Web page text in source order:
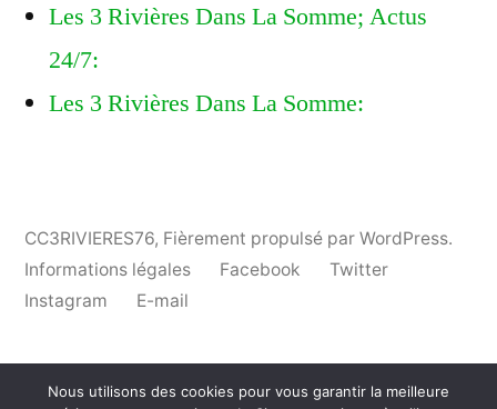
Les 3 Rivières Dans La Somme; Actus
24/7:
Les 3 Rivières Dans La Somme:
CC3RIVIERES76, Fièrement propulsé par WordPress.
Informations légales
Facebook
Twitter
Instagram
E-mail
Nous utilisons des cookies pour vous garantir la meilleure